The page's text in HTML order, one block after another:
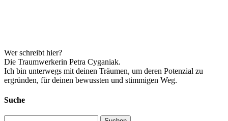
Wer schreibt hier?
Die Traumwerkerin Petra Cyganiak.
Ich bin unterwegs mit deinen Träumen, um deren Potenzial zu
ergründen, für deinen bewussten und stimmigen Weg.
Suche